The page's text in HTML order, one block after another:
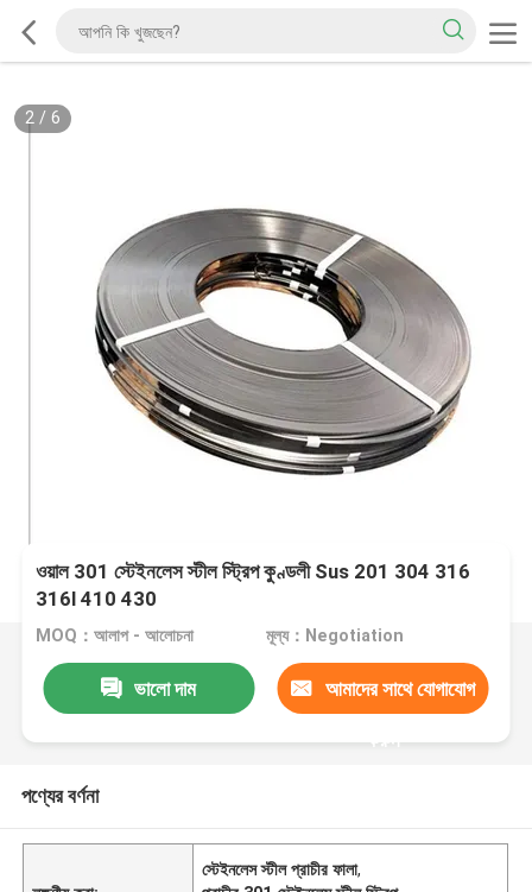
2/ 6
ওয়াল 301 স্টেইনলেস স্টীল স্ট্রিপ কুণ্ডলী Sus 201 304 316
316l 410 430
MOQ：আলাপ - আলোচনা মূল্য：Negotiation
ভালো দাম আমাদের সাথে যোগাযোগ
করুন
পণ্যের বর্ণনা
স্টেইনলেস স্টীল প্রাচীর ফালা,